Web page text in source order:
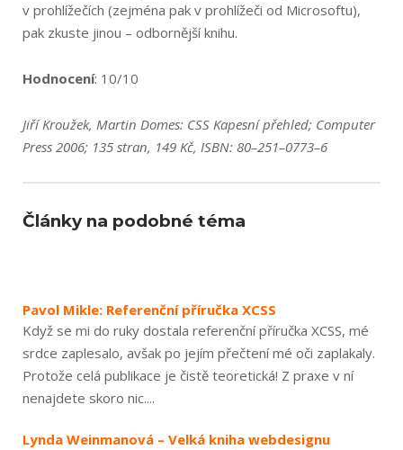
v prohlížečích (zejména pak v prohlížeči od Microsoftu),
pak zkuste jinou – odbornější knihu.
Hodnocení: 10/10
Jiří Kroužek, Martin Domes: CSS Kapesní přehled; Computer
Press 2006; 135 stran, 149 Kč, ISBN: 80–251–0773–6
Články na podobné téma
Pavol Mikle: Referenční příručka XCSS
Když se mi do ruky dostala referenční příručka XCSS, mé
srdce zaplesalo, avšak po jejím přečtení mé oči zaplakaly.
Protože celá publikace je čistě teoretická! Z praxe v ní
nenajdete skoro nic....
Lynda Weinmanová – Velká kniha webdesignu